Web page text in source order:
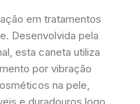
em tratamentos
Desenvolvida pela
esta caneta utiliza
por vibração
na pele,